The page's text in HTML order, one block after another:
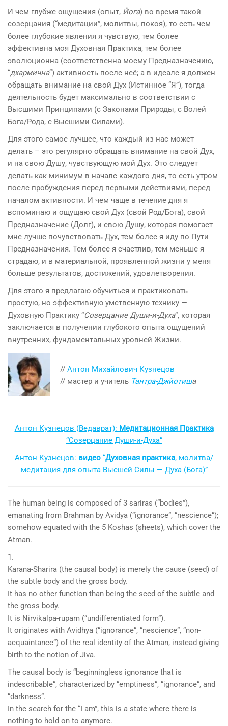
И чем глубже ощущения (опыт, Йога) во время такой
созерцания (“медитации”, молитвы, покоя), то есть чем
более глубокие явления я чувствую, тем более
эффективна моя Духовная Практика, тем более
эволюционна (соответственна моему Предназначению,
“дхармична“) активность после неё; а в идеале я должен
обращать внимание на свой Дух (Истинное “Я”), тогда
деятельность будет максимально в соответствии с
Высшими Принципами (с Законами Природы, с Волей
Бога/Рода, с Высшими Силами).
Для этого самое лучшее, что каждый из нас может
делать – это регулярно обращать внимание на свой Дух,
и на свою Душу, чувствующую мой Дух. Это следует
делать как минимум в начале каждого дня, то есть утром
после пробуждения перед первыми действиями, перед
началом активности. И чем чаще в течение дня я
вспоминаю и ощущаю свой Дух (свой Род/Бога), свой
Предназначение (Долг), и свою Душу, которая помогает
мне лучше почувствовать Дух, тем более я иду по Пути
Предназначения. Тем более я счастлив, тем меньше я
страдаю, и в материальной, проявленной жизни у меня
больше результатов, достижений, удовлетворения.
Для этого я предлагаю обучиться и практиковать
простую, но эффективную умственную технику —
Духовную Практику “Созерцание Души-и-Духа“, которая
заключается в получении глубокого опыта ощущений
внутренних, фундаментальных уровней Жизни.
// Антон Михайлович Кузнецов
// мастер и учитель Тантра-Джйотиша
Антон Кузнецов (Ведаврат): Медитационная Практика
“Созерцание Души-и-Духа”
Антон Кузнецов: видео “Духовная практика, молитва/
медитация для опыта Высшей Силы — Духа (Бога)”
The human being is composed of 3 sariras (“bodies”),
emanating from Brahman by Avidya (“ignorance”, “nescience”);
somehow equated with the 5 Koshas (sheets), which cover the
Atman.
1.
Karana-Sharira (the causal body) is merely the cause (seed) of
the subtle body and the gross body.
It has no other function than being the seed of the subtle and
the gross body.
It is Nirvikalpa-rupam (“undifferentiated form”).
It originates with Avidhya (“ignorance”, “nescience”, “non-
acquaintance”) of the real identity of the Atman, instead giving
birth to the notion of Jiva.
The causal body is “beginningless ignorance that is
indescribable”, characterized by “emptiness”, “ignorance”, and
“darkness”.
In the search for the “I am”, this is a state where there is
nothing to hold on to anymore.